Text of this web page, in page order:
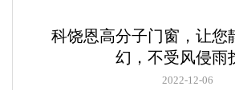
科饶恩高分子门窗，让您
幻，不受风侵雨
2022-12-06